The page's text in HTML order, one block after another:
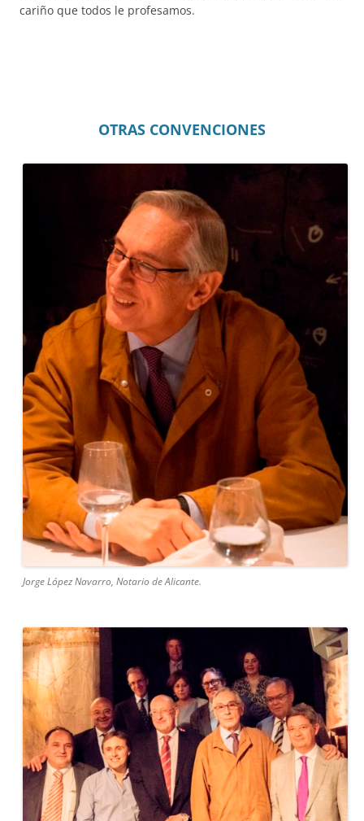
cariño que todos le profesamos.
OTRAS CONVENCIONES
Jorge López Navarro, Notario de Alicante.